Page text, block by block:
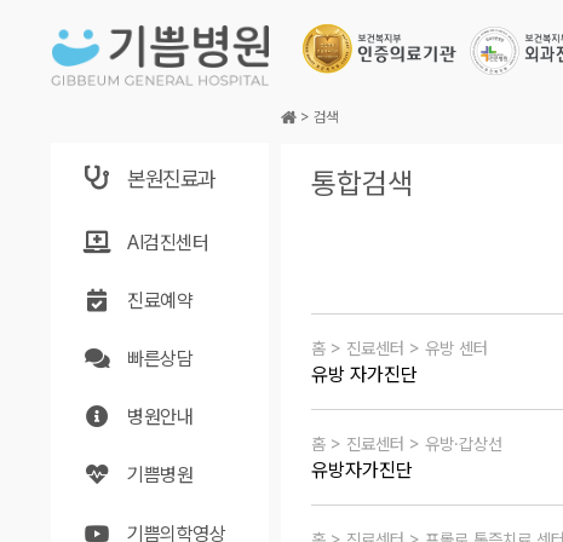
본원진료과
AI검진센터
진료예약
빠른상담
병원안내
기쁨병원
기쁨의학영상
> 검색
통합검색
홈 > 진료센터 > 유방 센터
유방 자가진단
홈 > 진료센터 > 유방·갑상선
유방자가진단